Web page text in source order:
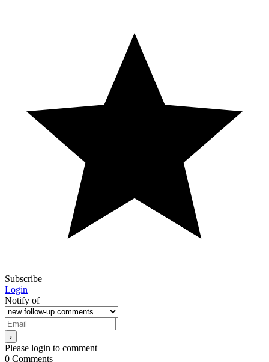
Subscribe
Login
Notify of
Please login to comment
0 Comments